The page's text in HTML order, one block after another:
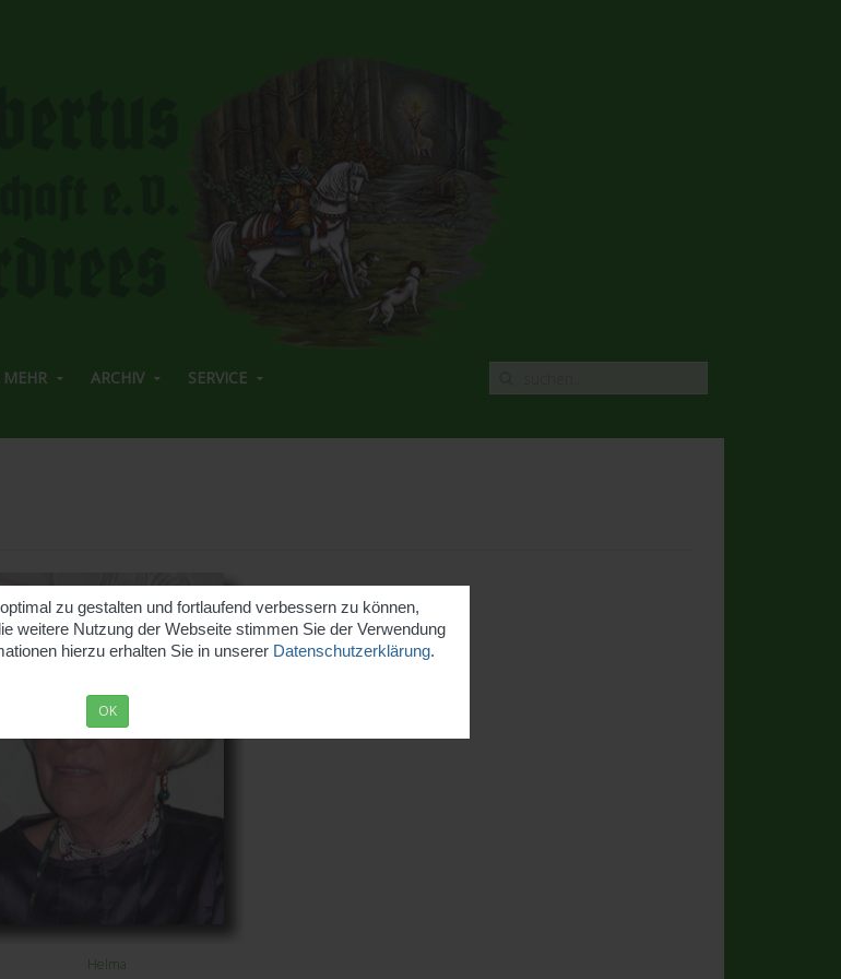
zu gestalten und fortlaufend verbessern zu können,
weitere Nutzung der Webseite stimmen Sie der Verwendung
hierzu erhalten Sie in unserer Datenschutzerklärung.
OK
ARCHIV SERVICE
Helma